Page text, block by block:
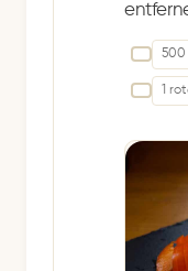
500
1